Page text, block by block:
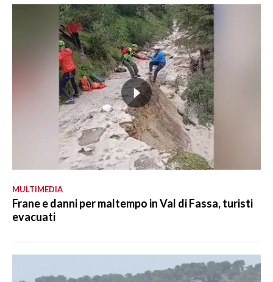
MULTIMEDIA
Frane e danni per maltempo in Val di Fassa, turisti
evacuati